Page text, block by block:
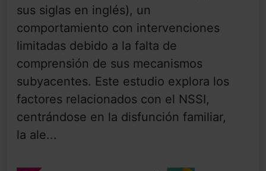
sus siglas en inglés), un
comportamiento con intervenciones
limitadas debido a la falta de
comprensión de sus mecanismos
subyacentes. Este estudio explora los
factores relacionados con el NSSI,
centrándose en la disfunción familiar,
la ale...